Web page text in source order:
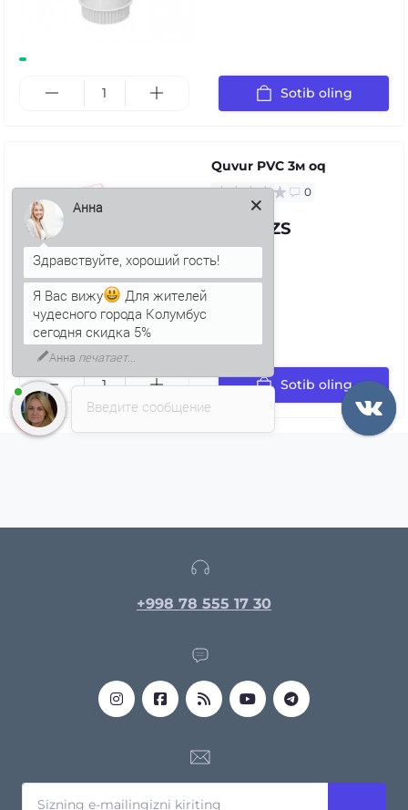
Sotib oling
Quvur PVC 3м oq
0
71.97 UZS
Sotib oling
+998 78 555 17 30
Введите сообщение
Здравствуйте, хороший гость!
Я Вас вижу
Для жителей
чудесного города Колумбус
сегодня скидка 5%